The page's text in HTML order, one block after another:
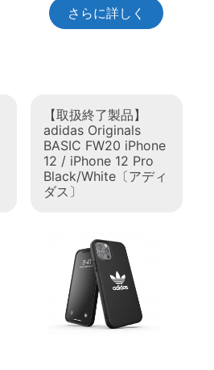
さらに詳しく
【取扱終了製品】
adidas Originals
BASIC FW20 iPhone
12 / iPhone 12 Pro
Black/White〔アディ
ダス〕